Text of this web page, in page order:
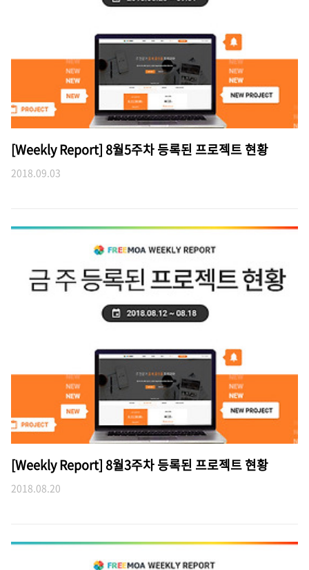
[Weekly Report] 8월5주차 등록된 프로젝트 현황
2018.09.03
[Weekly Report] 8월3주차 등록된 프로젝트 현황
2018.08.20